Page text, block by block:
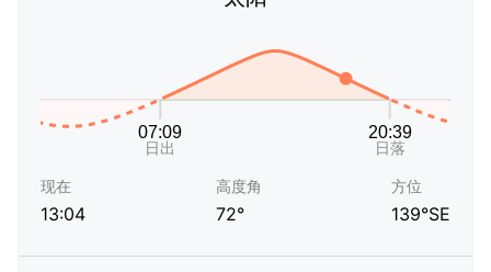
现在
13:04
高度角
72°
方位
139°SE